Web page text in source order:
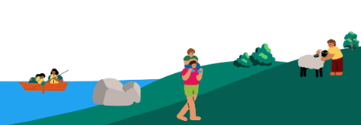
avonden de
samen offline onder